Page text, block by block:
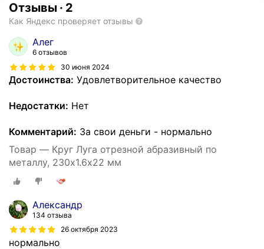
Отзывы · 2
Как Яндекс проверяет отзывы
Алег
6 отзывов
30 июня 2024
Достоинства: Удовлетворительное качество
Недостатки: Нет
Комментарий: За свои деньги - нормально
Товар — Круг Луга отрезной абразивный по
металлу, 230х1.6х22 мм
Александр
134 отзыва
26 октября 2023
нормально